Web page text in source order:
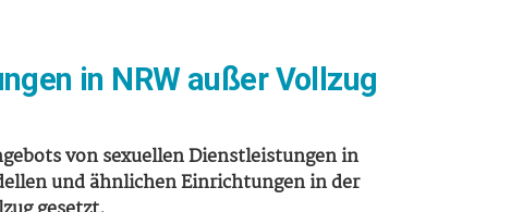
in NRW außer Vollzug
von sexuellen Dienstleistungen in
und ähnlichen Einrichtungen in der